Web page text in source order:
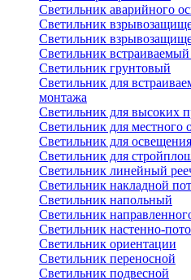
Светильник аварийного
Светильник
Светильник
Светильник
Светильник грунтовый
Светильник для
монтажа
Светильник для высоких
Светильник для местного
Светильник для
Светильник для
Светильник линейный
Светильник накладной
Светильник напольный
Светильник
Светильник настенно-
Светильник ориентации
Светильник переносной
Светильник подвесной